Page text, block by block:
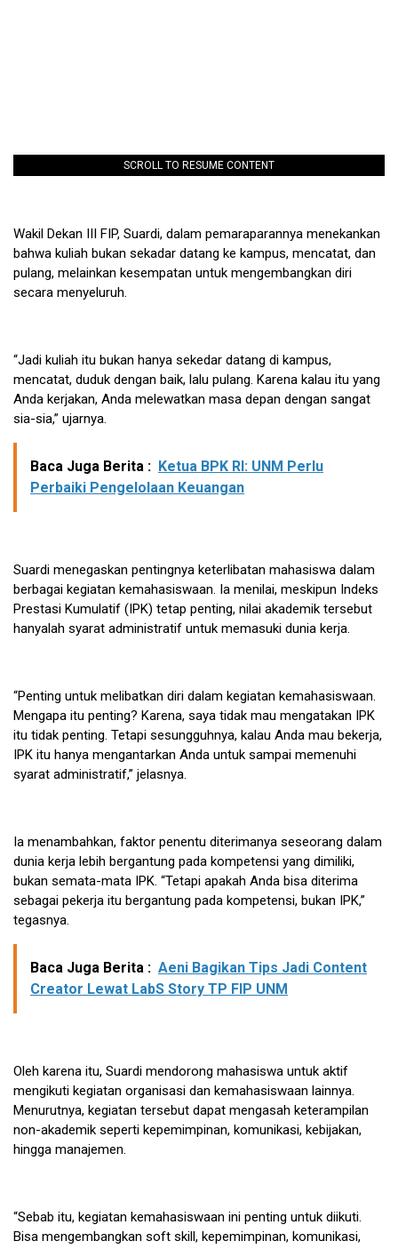
SCROLL TO RESUME CONTENT
Wakil Dekan III FIP, Suardi, dalam pemaraparannya menekankan
bahwa kuliah bukan sekadar datang ke kampus, mencatat, dan
pulang, melainkan kesempatan untuk mengembangkan diri
secara menyeluruh.
“Jadi kuliah itu bukan hanya sekedar datang di kampus,
mencatat, duduk dengan baik, lalu pulang. Karena kalau itu yang
Anda kerjakan, Anda melewatkan masa depan dengan sangat
sia-sia,” ujarnya.
Baca Juga Berita : Ketua BPK RI: UNM Perlu
Perbaiki Pengelolaan Keuangan
Suardi menegaskan pentingnya keterlibatan mahasiswa dalam
berbagai kegiatan kemahasiswaan. Ia menilai, meskipun Indeks
Prestasi Kumulatif (IPK) tetap penting, nilai akademik tersebut
hanyalah syarat administratif untuk memasuki dunia kerja.
“Penting untuk melibatkan diri dalam kegiatan kemahasiswaan.
Mengapa itu penting? Karena, saya tidak mau mengatakan IPK
itu tidak penting. Tetapi sesungguhnya, kalau Anda mau bekerja,
IPK itu hanya mengantarkan Anda untuk sampai memenuhi
syarat administratif,” jelasnya.
Ia menambahkan, faktor penentu diterimanya seseorang dalam
dunia kerja lebih bergantung pada kompetensi yang dimiliki,
bukan semata-mata IPK. “Tetapi apakah Anda bisa diterima
sebagai pekerja itu bergantung pada kompetensi, bukan IPK,”
tegasnya.
Baca Juga Berita : Aeni Bagikan Tips Jadi Content
Creator Lewat LabS Story TP FIP UNM
Oleh karena itu, Suardi mendorong mahasiswa untuk aktif
mengikuti kegiatan organisasi dan kemahasiswaan lainnya.
Menurutnya, kegiatan tersebut dapat mengasah keterampilan
non-akademik seperti kepemimpinan, komunikasi, kebijakan,
hingga manajemen.
“Sebab itu, kegiatan kemahasiswaan ini penting untuk diikuti.
Bisa mengembangkan soft skill, kepemimpinan, komunikasi,